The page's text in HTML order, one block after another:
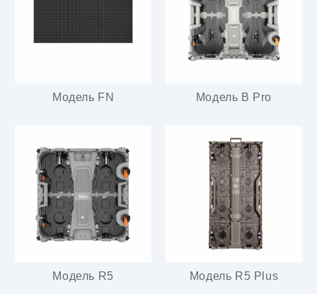
Модель FN Модель B Pro
Модель R5 Модель R5 Plus